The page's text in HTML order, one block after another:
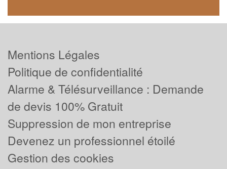
Mentions Légales
Politique de confidentialité
Alarme & Télésurveillance : Demande
de devis 100% Gratuit
Suppression de mon entreprise
Devenez un professionnel étoilé
Gestion des cookies